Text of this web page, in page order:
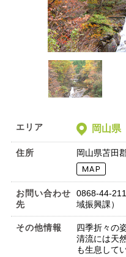
エリア 岡山県
住所 岡山県苫田
お問い合わせ
先
0868-44-
域振興課）
その他情報
四季折々の
清流には天
も生息して